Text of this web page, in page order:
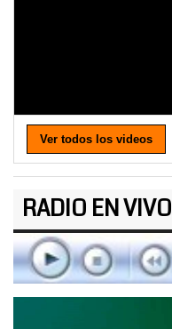
Ver todos los videos
RADIO EN VIVO